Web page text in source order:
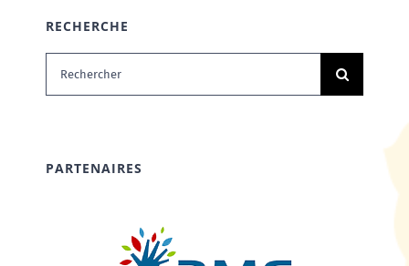
RECHERCHE
Rechercher:
PARTENAIRES